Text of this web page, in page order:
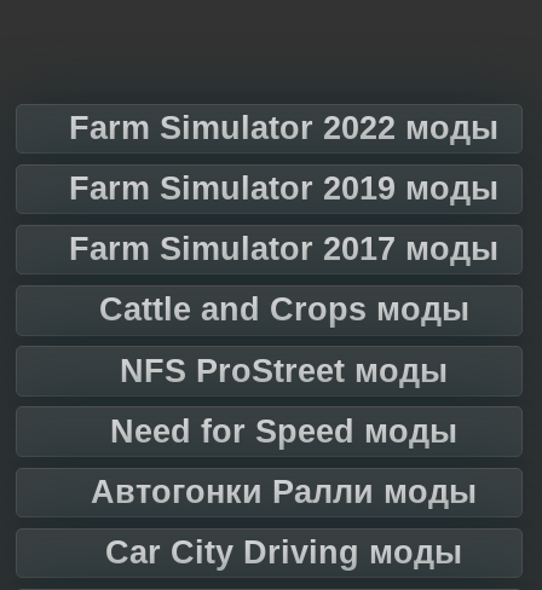
Farm Simulator 2022 моды
Farm Simulator 2019 моды
Farm Simulator 2017 моды
Cattle and Crops моды
NFS ProStreet моды
Need for Speed моды
Автогонки Ралли моды
Car City Driving моды